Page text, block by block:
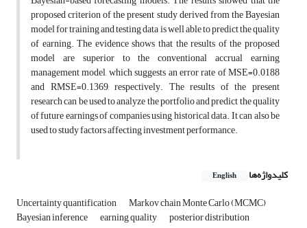
proposed criterion of the present study derived from the Bayesian
model for training and testing data is well able to predict the quality
of earning. The evidence shows that the results of the proposed
model are superior to the conventional accrual earning
management model, which suggests an error rate of MSE=0.0188
and RMSE=0.1369, respectively. The results of the present
research can be used to analyze the portfolio and predict the quality
of future earnings of companies using historical data. It can also be
used to study factors affecting investment performance.
کلیدواژه‌ها English
Uncertainty quantification Markov chain Monte Carlo (MCMC)
Bayesian inference earning quality posterior distribution